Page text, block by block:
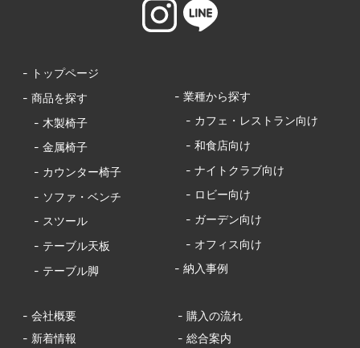
- トップページ
- 商品を探す
- 木製椅子
- 金属椅子
- カウンター椅子
- ソファ・ベンチ
- スツール
- テーブル天板
- テーブル脚
- 業種から探す
- カフェ・レストラン向け
- 和食店向け
- ナイトクラブ向け
- ロビー向け
- ガーデン向け
- オフィス向け
- 納入事例
- 会社概要
- 購入の流れ
- 新着情報
- 総合案内